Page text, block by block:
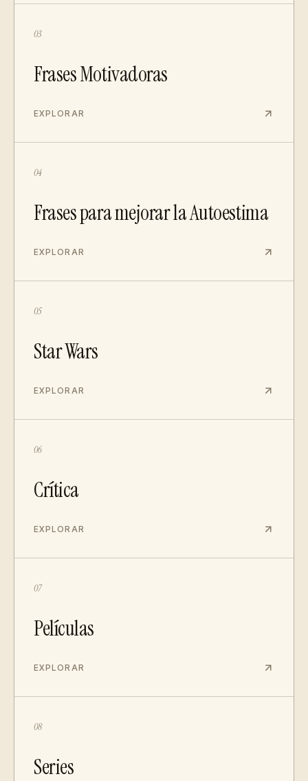
03
Frases Motivadoras
EXPLORAR
04
Frases para mejorar la Autoestima
EXPLORAR
05
Star Wars
EXPLORAR
06
Crítica
EXPLORAR
07
Películas
EXPLORAR
08
Series